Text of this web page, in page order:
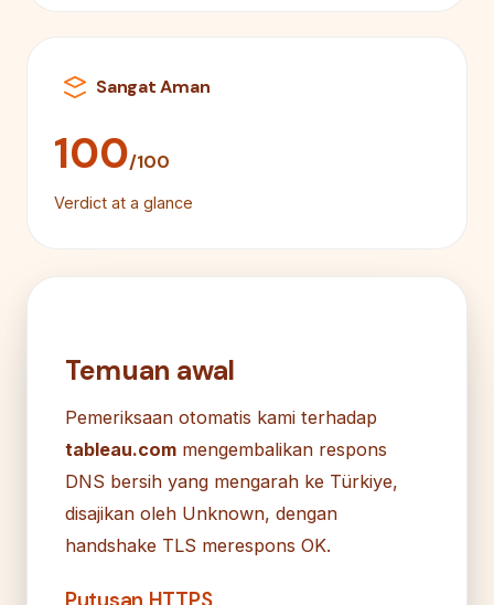
Sangat Aman
100/100
Verdict at a glance
Temuan awal
Pemeriksaan otomatis kami terhadap
tableau.com mengembalikan respons
DNS bersih yang mengarah ke Türkiye,
disajikan oleh Unknown, dengan
handshake TLS merespons OK.